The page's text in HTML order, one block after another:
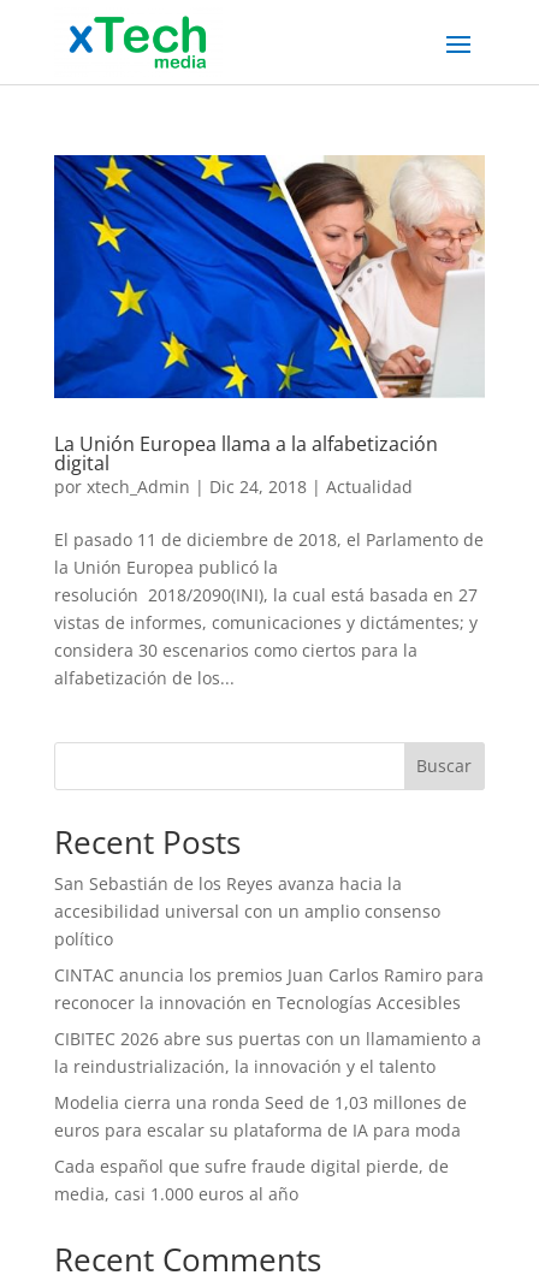
La Unión Europea llama a la alfabetización
digital
por xtech_Admin | Dic 24, 2018| Actualidad
El pasado 11 de diciembre de 2018, el Parlamento de
la Unión Europea publicó la
resolución 2018/2090(INI), la cual está basada en 27
vistas de informes, comunicaciones y dictámentes; y
considera 30 escenarios como ciertos para la
alfabetización de los...
Buscar
Recent Posts
San Sebastián de los Reyes avanza hacia la
accesibilidad universal con un amplio consenso
político
CINTAC anuncia los premios Juan Carlos Ramiro para
reconocer la innovación en Tecnologías Accesibles
CIBITEC 2026 abre sus puertas con un llamamiento a
la reindustrialización, la innovación y el talento
Modelia cierra una ronda Seed de 1,03 millones de
euros para escalar su plataforma de IA para moda
Cada español que sufre fraude digital pierde, de
media, casi 1.000 euros al año
Recent Comments